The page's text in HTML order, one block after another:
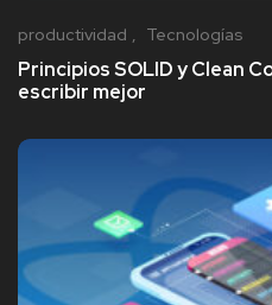
productividad Tecnologías
Principios SOLID y Clean
escribir mejor